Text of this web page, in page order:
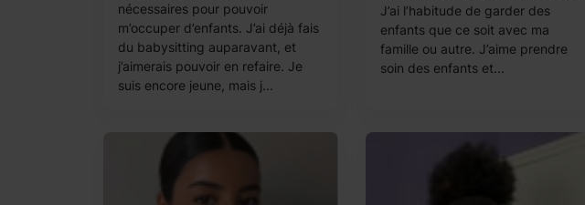
nécessaires pour pouvoir
m’occuper d’enfants. J’ai déjà fais
du babysitting auparavant, et
j’aimerais pouvoir en refaire. Je
suis encore jeune, mais j...
J’ai l’habitude de garder des
enfants que ce soit avec ma
famille ou autre. J’aime prendre
soin des enfants et...